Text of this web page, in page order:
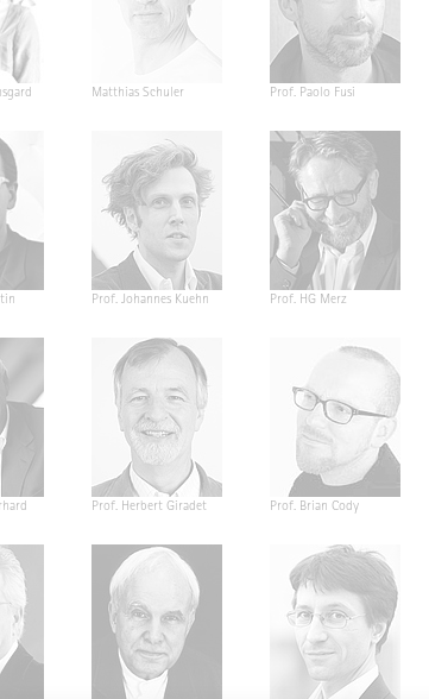
Matthias Schuler Prof. Paolo Fusi
Prof. Johannes Kuehn Prof. HG Merz
Prof. Herbert Giradet Prof. Brian Cody